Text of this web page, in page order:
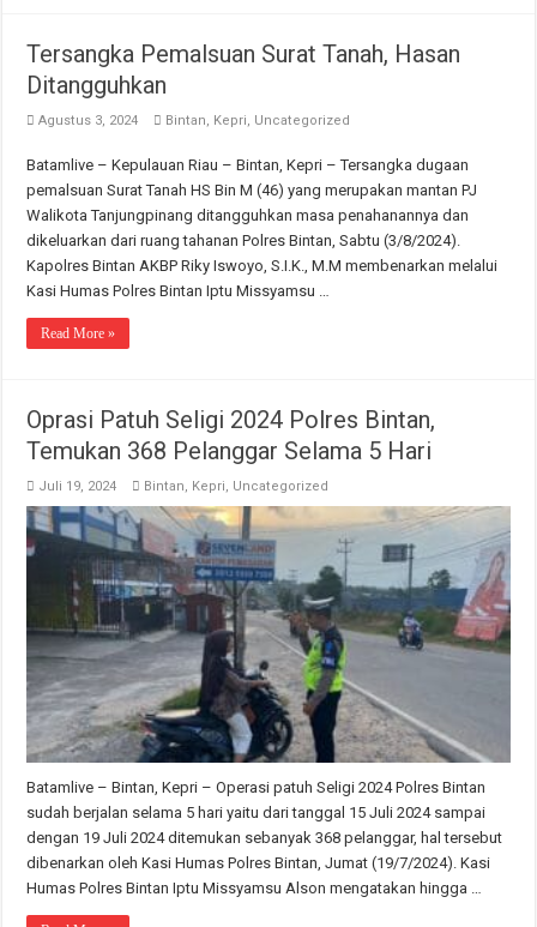
Tersangka Pemalsuan Surat Tanah, Hasan
Ditangguhkan
Agustus 3, 2024 Bintan Kepri Uncategorized
Batamlive – Kepulauan Riau – Bintan, Kepri – Tersangka dugaan
pemalsuan Surat Tanah HS Bin M (46) yang merupakan mantan PJ
Walikota Tanjungpinang ditangguhkan masa penahanannya dan
dikeluarkan dari ruang tahanan Polres Bintan, Sabtu (3/8/2024).
Kapolres Bintan AKBP Riky Iswoyo, S.I.K., M.M membenarkan melalui
Kasi Humas Polres Bintan Iptu Missyamsu …
Read More »
Oprasi Patuh Seligi 2024 Polres Bintan,
Temukan 368 Pelanggar Selama 5 Hari
Juli 19, 2024 Bintan Kepri Uncategorized
Batamlive – Bintan, Kepri – Operasi patuh Seligi 2024 Polres Bintan
sudah berjalan selama 5 hari yaitu dari tanggal 15 Juli 2024 sampai
dengan 19 Juli 2024 ditemukan sebanyak 368 pelanggar, hal tersebut
dibenarkan oleh Kasi Humas Polres Bintan, Jumat (19/7/2024). Kasi
Humas Polres Bintan Iptu Missyamsu Alson mengatakan hingga …